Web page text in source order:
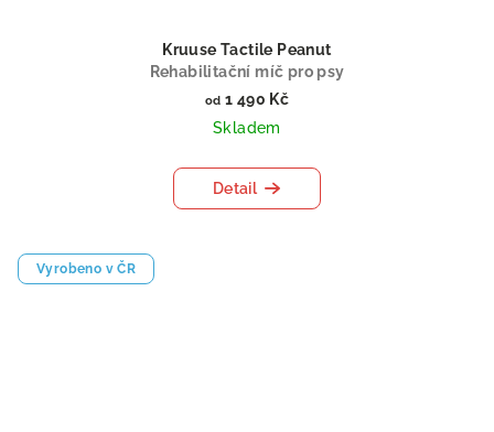
Kruuse Tactile Peanut
Rehabilitační míč pro psy
od 1 490 Kč
Skladem
Detail
Vyrobeno v ČR